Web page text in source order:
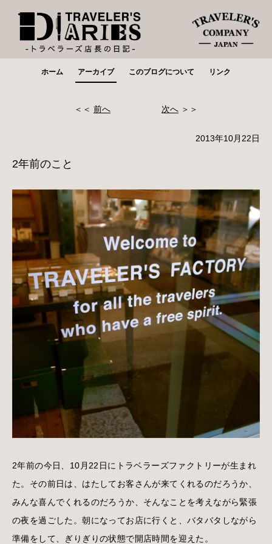
ホーム アーカイブ このブログについて リンク
＜＜ 前へ 次へ ＞＞
2013年10月22日
2年前のこと
2年前の今日、10月22日にトラベラーズファクトリーが生まれ
た。その前日は、はたしてお客さんが来てくれるのだろうか、
みんな喜んでくれるのだろうか、そんなことを考えながら緊張
の夜を過ごした。朝になってお店に行くと、バタバタしながら
準備をして、ぎりぎりの状態で開店時間を迎えた。